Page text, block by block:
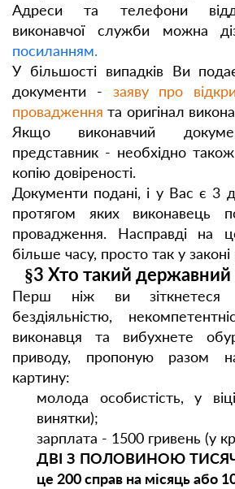
Адреси та телефони
виконавчої служби можна
посиланням.
У більшості випадків Ви
документи - заяву про
провадженнята оригінал
Якщо виконавчий
представник - необхідно
копію довіреності.
Документи подані, і у Вас є 3
протягом яких виконавець
провадження. Насправді на
більше часу, просто так у
§3 Хто такий державний
Перш ніж ви зіткнетеся
бездіяльністю,
виконавця та вибухнете
приводу, пропоную разом
картину:
молода особистість, у
винятки);
зарплата - 1500 гривень (у
ДВІ З ПОЛОВИНОЮ
це 200 справ на місяць або